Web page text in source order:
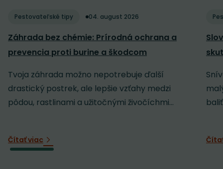
Pestovateľské tipy 04. august 2026
Záhrada bez chémie: Prírodná ochrana a
prevencia proti burine a škodcom
Tvoja záhrada možno nepotrebuje ďalší
drastický postrek, ale lepšie vzťahy medzi
pôdou, rastlinami a užitočnými živočíchmi...
Čítať viac